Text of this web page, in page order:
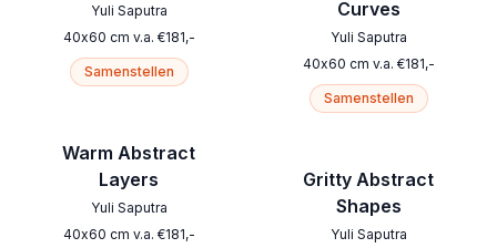
Yuli Saputra
40x60 cm v.a. €181,-
Samenstellen
Warm Abstract
Layers
Yuli Saputra
40x60 cm v.a. €181,-
Curves
Yuli Saputra
40x60 cm v.a. €181,-
Samenstellen
Gritty Abstract
Shapes
Yuli Saputra